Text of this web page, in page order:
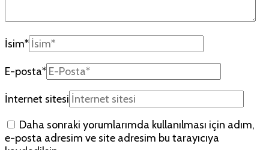
İsim*
E-posta*
İnternet sitesi
Daha sonraki yorumlarımda kullanılması için adım,
e-posta adresim ve site adresim bu tarayıcıya